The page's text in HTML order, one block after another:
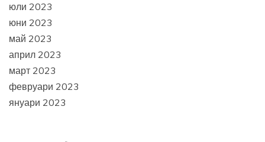
юли 2023
юни 2023
май 2023
април 2023
март 2023
февруари 2023
януари 2023